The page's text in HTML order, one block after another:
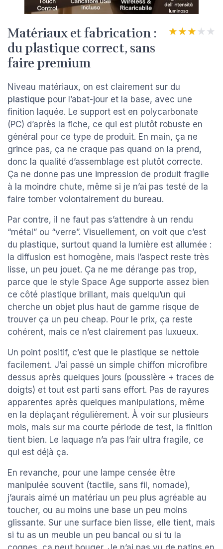
Matériaux et fabrication :
du plastique correct, sans
faire premium
★★★★★
★★★★★
Niveau matériaux, on est clairement sur du
plastique pour l’abat-jour et la base, avec une
finition laquée. Le support est en polycarbonate
(PC) d’après la fiche, ce qui est plutôt robuste en
général pour ce type de produit. En main, ça ne
grince pas, ça ne craque pas quand on la prend,
donc la qualité d’assemblage est plutôt correcte.
Ça ne donne pas une impression de produit fragile
à la moindre chute, même si je n’ai pas testé de la
faire tomber volontairement du bureau.
Par contre, il ne faut pas s’attendre à un rendu
“métal” ou “verre”. Visuellement, on voit que c’est
du plastique, surtout quand la lumière est allumée :
la diffusion est homogène, mais l’aspect reste très
lisse, un peu jouet. Ça ne me dérange pas trop,
parce que le style Space Age supporte assez bien
ce côté plastique brillant, mais quelqu’un qui
cherche un objet plus haut de gamme risque de
trouver ça un peu cheap. Pour le prix, ça reste
cohérent, mais ce n’est clairement pas luxueux.
Un point positif, c’est que le plastique se nettoie
facilement. J’ai passé un simple chiffon microfibre
dessus après quelques jours (poussière + traces de
doigts) et tout est parti sans effort. Pas de rayures
apparentes après quelques manipulations, même
en la déplaçant régulièrement. À voir sur plusieurs
mois, mais sur ma courte période de test, la finition
tient bien. Le laquage n’a pas l’air ultra fragile, ce
qui est déjà ça.
En revanche, pour une lampe censée être
manipulée souvent (tactile, sans fil, nomade),
j’aurais aimé un matériau un peu plus agréable au
toucher, ou au moins une base un peu moins
glissante. Sur une surface bien lisse, elle tient, mais
si tu as un meuble un peu bancal ou si tu la